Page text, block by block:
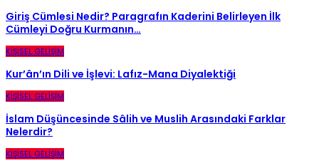
Giriş Cümlesi Nedir? Paragrafın Kaderini Belirleyen İlk
Cümleyi Doğru Kurmanın…
KIŞISEL GELIŞIM
Kur’ân’ın Dili ve İşlevi: Lafız-Mana Diyalektiği
KIŞISEL GELIŞIM
İslam Düşüncesinde Sâlih ve Muslih Arasındaki Farklar
Nelerdir?
KIŞISEL GELIŞIM